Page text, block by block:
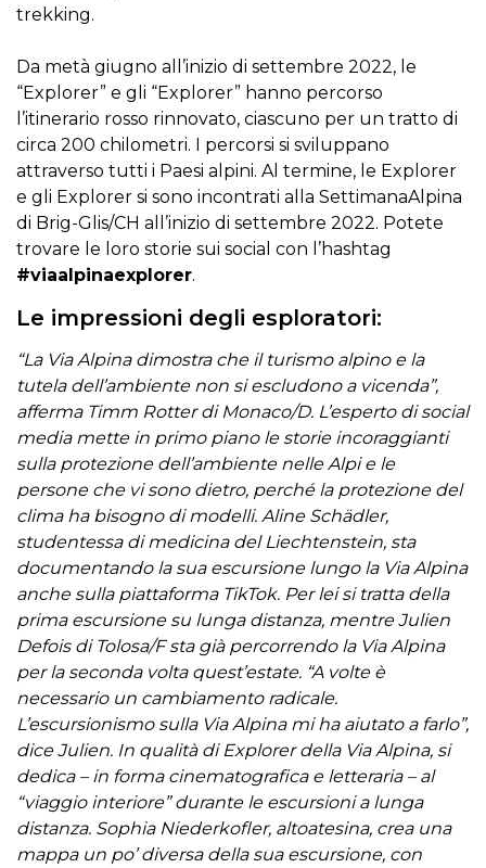
trekking.
Da metà giugno all’inizio di settembre 2022, le
“Explorer” e gli “Explorer” hanno percorso
l’itinerario rosso rinnovato, ciascuno per un tratto di
circa 200 chilometri. I percorsi si sviluppano
attraverso tutti i Paesi alpini. Al termine, le Explorer
e gli Explorer si sono incontrati alla SettimanaAlpina
di Brig-Glis/CH all’inizio di settembre 2022. Potete
trovare le loro storie sui social con l’hashtag
#viaalpinaexplorer.
Le impressioni degli esploratori:
“La Via Alpina dimostra che il turismo alpino e la
tutela dell’ambiente non si escludono a vicenda”,
afferma Timm Rotter di Monaco/D. L’esperto di social
media mette in primo piano le storie incoraggianti
sulla protezione dell’ambiente nelle Alpi e le
persone che vi sono dietro, perché la protezione del
clima ha bisogno di modelli. Aline Schädler,
studentessa di medicina del Liechtenstein, sta
documentando la sua escursione lungo la Via Alpina
anche sulla piattaforma TikTok. Per lei si tratta della
prima escursione su lunga distanza, mentre Julien
Defois di Tolosa/F sta già percorrendo la Via Alpina
per la seconda volta quest’estate. “A volte è
necessario un cambiamento radicale.
L’escursionismo sulla Via Alpina mi ha aiutato a farlo”,
dice Julien. In qualità di Explorer della Via Alpina, si
dedica – in forma cinematografica e letteraria – al
“viaggio interiore” durante le escursioni a lunga
distanza. Sophia Niederkofler, altoatesina, crea una
mappa un po’ diversa della sua escursione, con